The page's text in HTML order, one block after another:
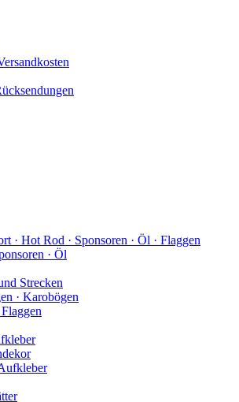
· Hot Rod · Sponsoren · Öl · Flaggen
· Öl
Strecken
· Karobögen